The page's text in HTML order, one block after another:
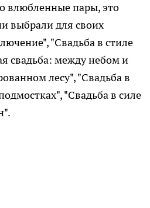
влюбленные пары, это
выбрали для своих
"Свадьба в стиле
свадьба: между небом и
лесу", "Свадьба в
"Свадьба в силе